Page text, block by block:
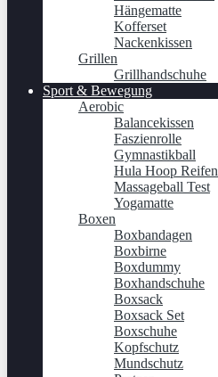
Hängematte
Kofferset
Nackenkissen
Grillen
Grillhandschuhe
Sport & Bewegung
Aerobic
Balancekissen
Faszienrolle
Gymnastikball
Hula Hoop Reifen
Massageball Test
Yogamatte
Boxen
Boxbandagen
Boxbirne
Boxdummy
Boxhandschuhe
Boxsack
Boxsack Set
Boxschuhe
Kopfschutz
Mundschutz